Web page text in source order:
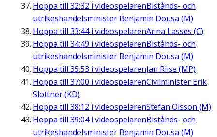
Hoppa till 32:32 i videospelarenBistånds- och
utrikeshandelsminister Benjamin Dousa (M)
Hoppa till 33:44i videospelarenAnna Lasses (C)
Hoppa till 34:49 i videospelarenBistånds- och
utrikeshandelsminister Benjamin Dousa (M)
Hoppa till 35:53 i videospelarenJan Riise (MP)
Hoppa till 37:00 i videospelarenCivilminister Erik
Slottner (KD)
Hoppa till 38:12 i videospelarenStefan Olsson (M)
Hoppa till 39:04i videospelarenBistånds- och
utrikeshandelsminister Benjamin Dousa (M)